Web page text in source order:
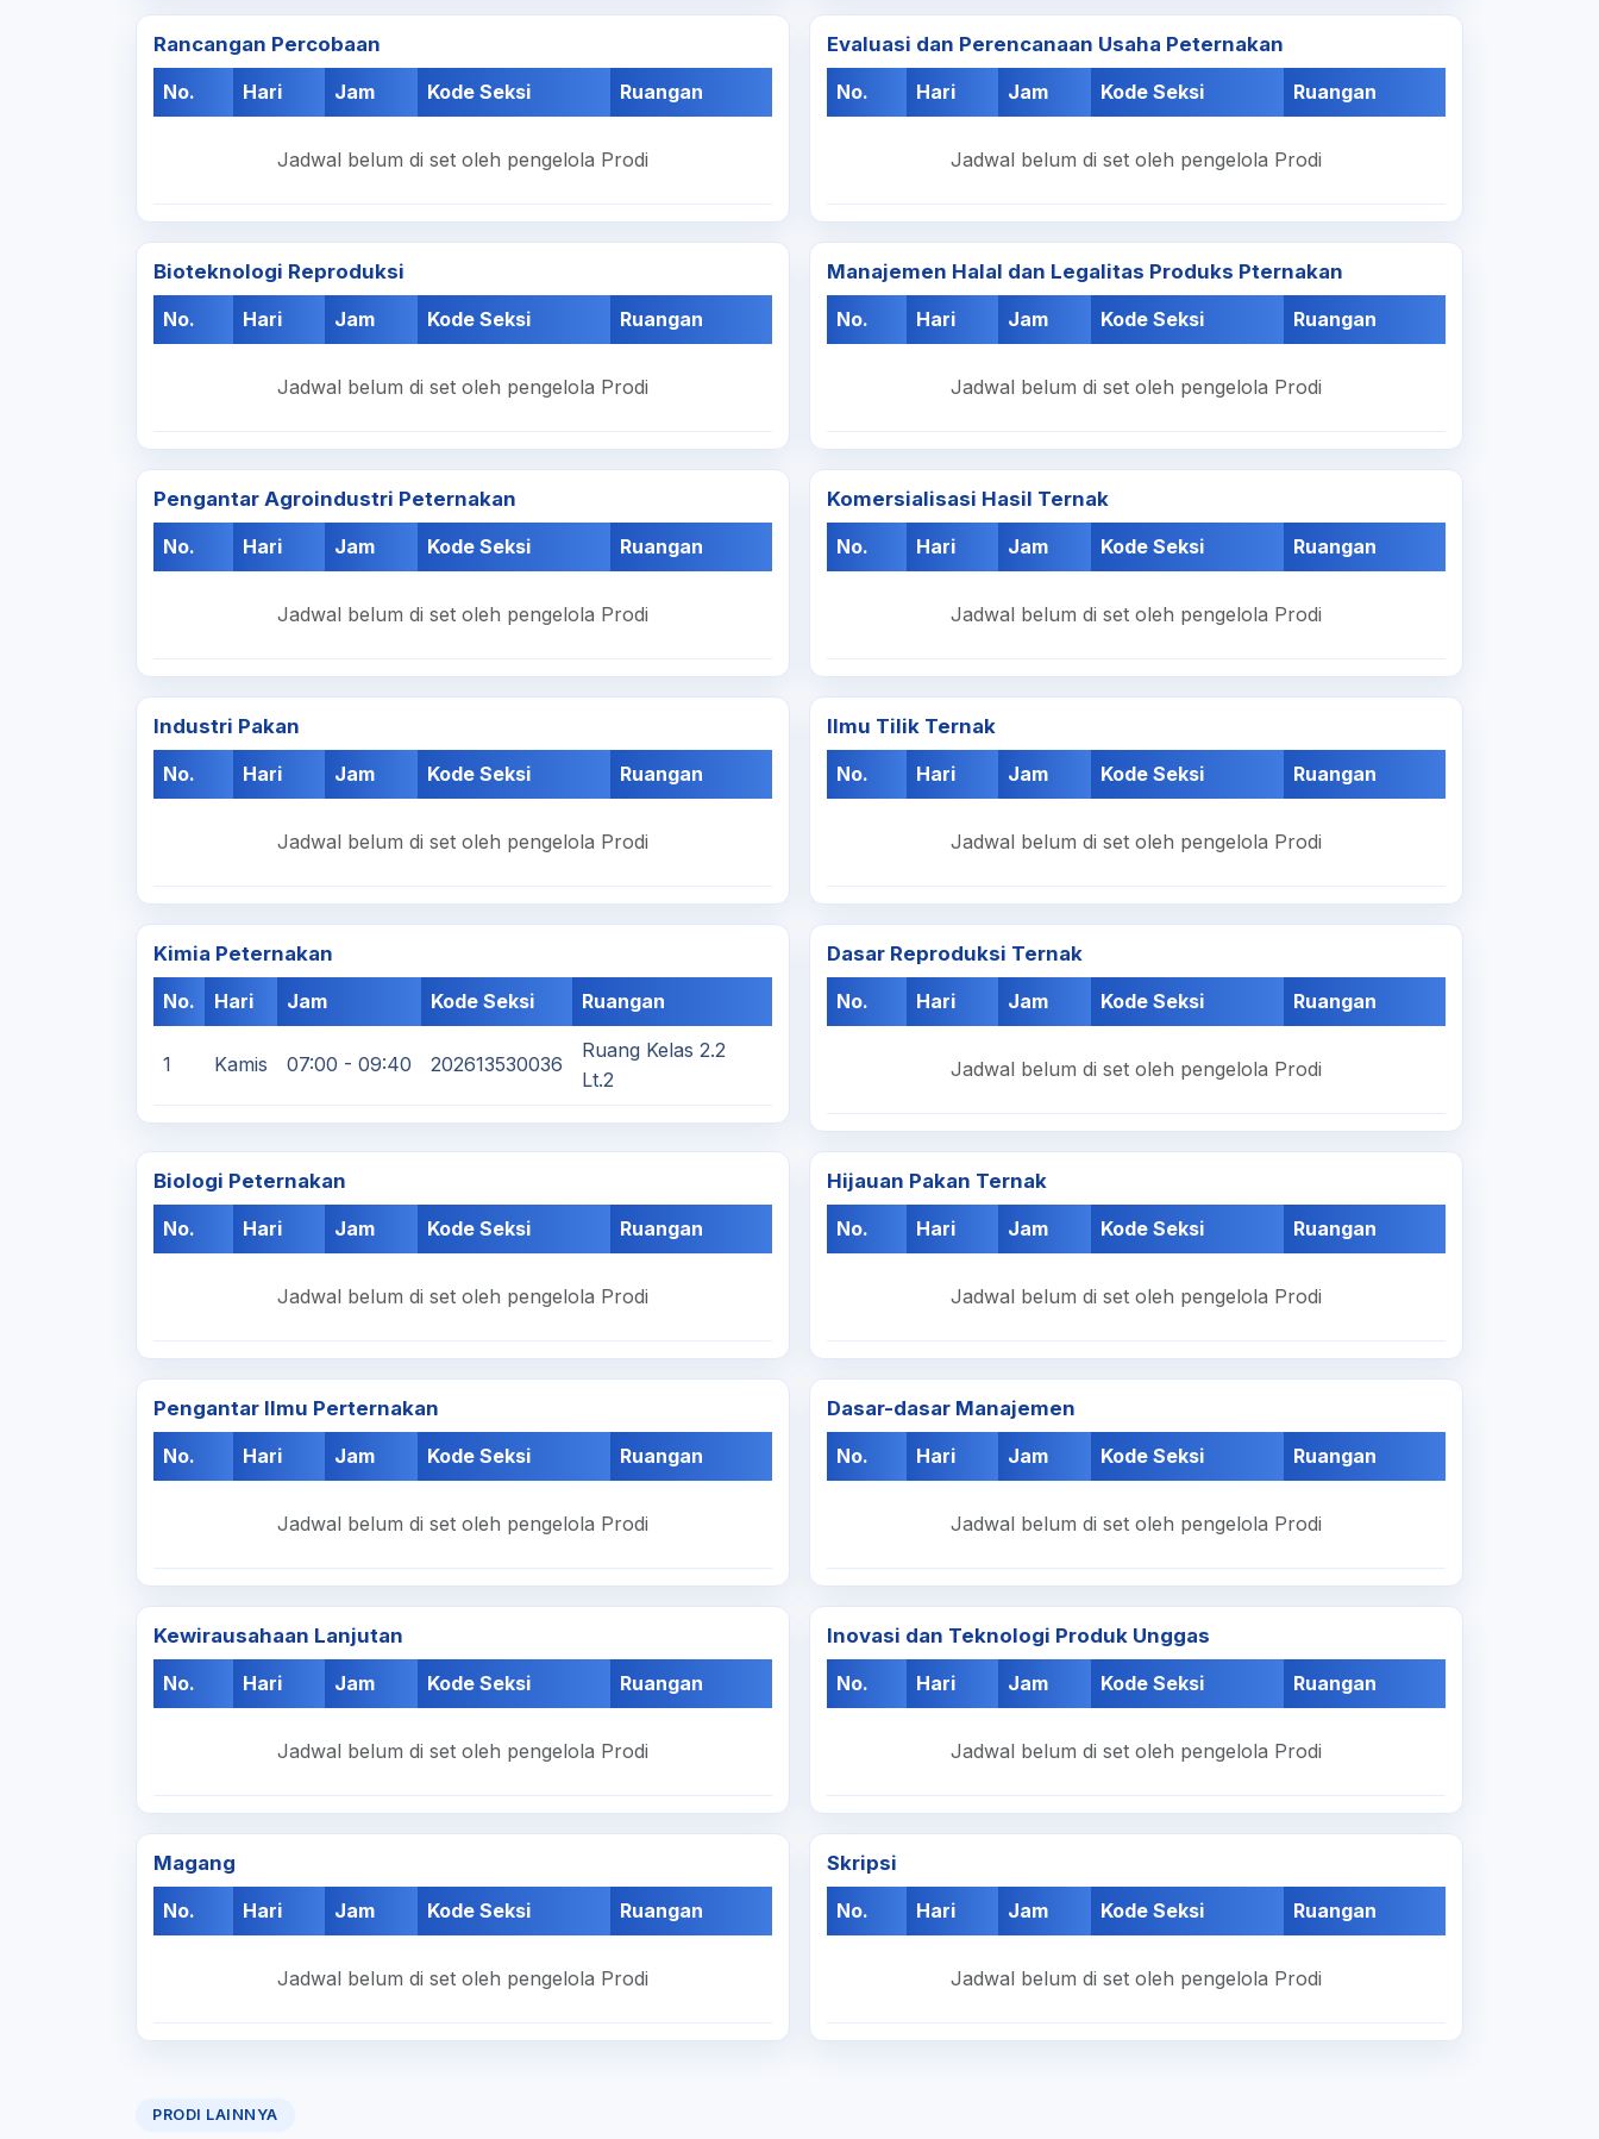
Rancangan Percobaan
No.
Hari Jam Kode Seksi Ruangan
Jadwal belum di set oleh pengelola Prodi
Evaluasi dan Perencanaan Usaha Peternakan
No.
Hari Jam Kode Seksi Ruangan
Jadwal belum di set oleh pengelola Prodi
Bioteknologi Reproduksi
No.
Hari Jam Kode Seksi Ruangan
Jadwal belum di set oleh pengelola Prodi
Manajemen Halal dan Legalitas Produks Pternakan
No.
Hari Jam Kode Seksi Ruangan
Jadwal belum di set oleh pengelola Prodi
Pengantar Agroindustri Peternakan
No.
Hari Jam Kode Seksi Ruangan
Jadwal belum di set oleh pengelola Prodi
Komersialisasi Hasil Ternak
No.
Hari Jam Kode Seksi Ruangan
Jadwal belum di set oleh pengelola Prodi
Industri Pakan
No.
Hari Jam Kode Seksi Ruangan
Jadwal belum di set oleh pengelola Prodi
Ilmu Tilik Ternak
No.
Hari Jam Kode Seksi Ruangan
Jadwal belum di set oleh pengelola Prodi
Kimia Peternakan
No.
Hari Jam Kode Seksi Ruangan
1 Kamis 07:00 - 09:40 202613530036
Ruang Kelas 2.2
Lt.2
Dasar Reproduksi Ternak
No.
Hari Jam Kode Seksi Ruangan
Jadwal belum di set oleh pengelola Prodi
Biologi Peternakan
No.
Hari Jam Kode Seksi Ruangan
Jadwal belum di set oleh pengelola Prodi
Hijauan Pakan Ternak
No.
Hari Jam Kode Seksi Ruangan
Jadwal belum di set oleh pengelola Prodi
Pengantar Ilmu Perternakan
No.
Hari Jam Kode Seksi Ruangan
Jadwal belum di set oleh pengelola Prodi
Dasar-dasar Manajemen
No.
Hari Jam Kode Seksi Ruangan
Jadwal belum di set oleh pengelola Prodi
Kewirausahaan Lanjutan
No.
Hari Jam Kode Seksi Ruangan
Jadwal belum di set oleh pengelola Prodi
Inovasi dan Teknologi Produk Unggas
No.
Hari Jam Kode Seksi Ruangan
Jadwal belum di set oleh pengelola Prodi
Magang
No.
Hari Jam Kode Seksi Ruangan
Jadwal belum di set oleh pengelola Prodi
Skripsi
No.
Hari Jam Kode Seksi Ruangan
Jadwal belum di set oleh pengelola Prodi
PRODI LAINNYA